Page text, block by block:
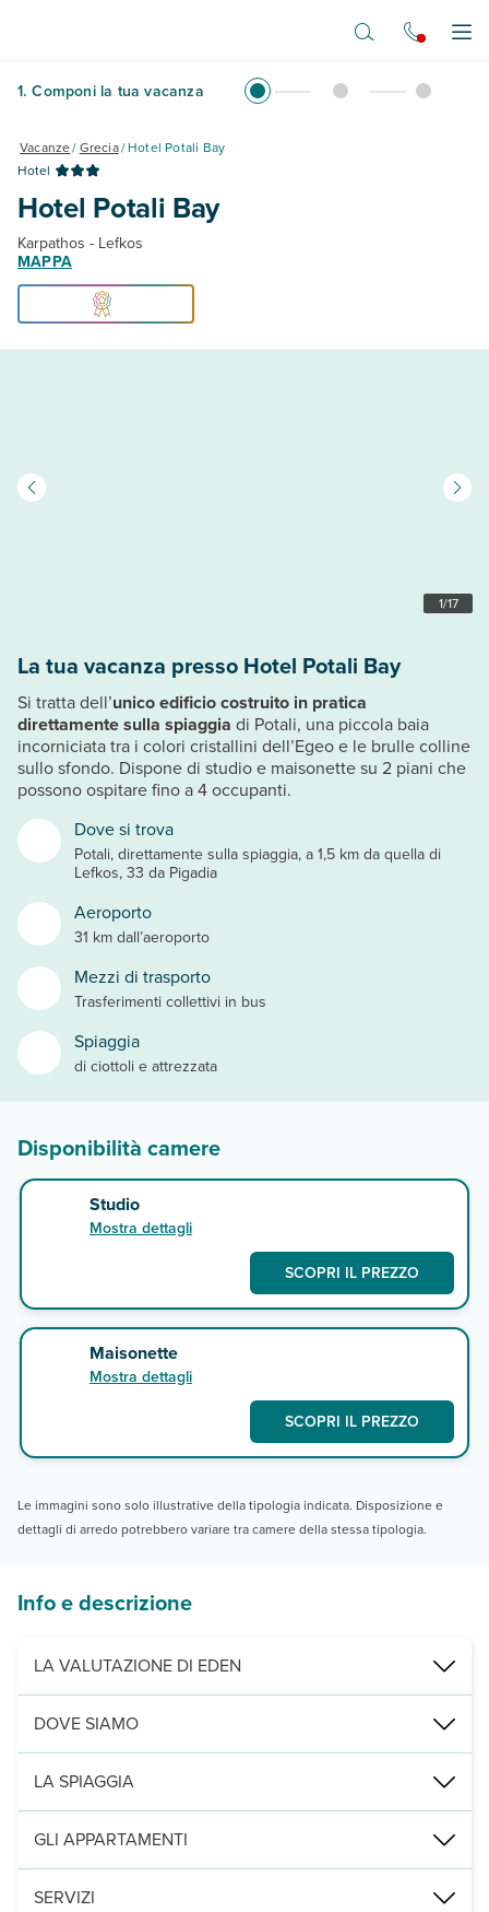
1. Componi la tua vacanza
Vacanze/Grecia/Hotel Potali Bay
Hotel
Hotel Potali Bay
Karpathos - Lefkos
MAPPA
1/17
Dove si trova
Potali, direttamente sulla spiaggia, a 1,5 km da quella di
Lefkos, 33 da Pigadia
Aeroporto
31 km dall’aeroporto
Mezzi di trasporto
Trasferimenti collettivi in bus
Spiaggia
di ciottoli e attrezzata
La tua vacanza presso Hotel Potali Bay
Si tratta dell’unico edificio costruito in pratica
direttamente sulla spiaggia di Potali, una piccola baia
incorniciata tra i colori cristallini dell’Egeo e le brulle colline
sullo sfondo. Dispone di studio e maisonette su 2 piani che
possono ospitare fino a 4 occupanti.
Disponibilità camere
Studio
Mostra dettagli
SCOPRI IL PREZZO
Maisonette
Mostra dettagli
SCOPRI IL PREZZO
Le immagini sono solo illustrative della tipologia indicata. Disposizione e
dettagli di arredo potrebbero variare tra camere della stessa tipologia.
Info e descrizione
LA VALUTAZIONE DI EDEN
Per chi cerca semplicemente sole e mare!
Si tratta dell’unico edificio costruito in pratica direttamente
DOVE SIAMO
Potali, direttamente sulla spiaggia, a 1,5 km da quella di Lefkos,
LA SPIAGGIA
direttamente sulla spiaggia di ciottoli e attrezzata con lettini e
GLI APPARTAMENTI
12 tra studio e maisonette (queste ultime su 2 piani, max 4
SERVIZI